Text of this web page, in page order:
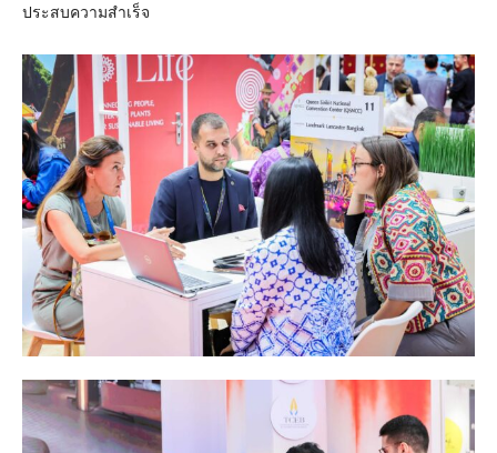
ประสบความสำเร็จ